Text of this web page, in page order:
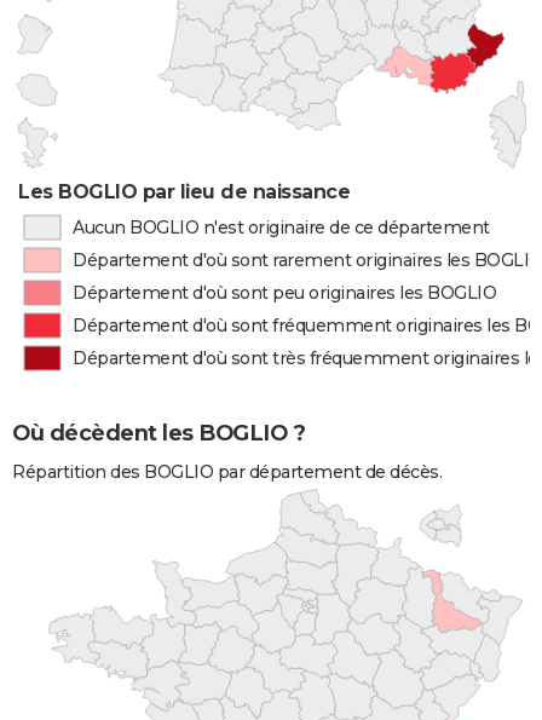
Les BOGLIO par lieu de naissance
Aucun BOGLIO n'est originaire de ce département
Département d'où sont rarement originaires les BOGLIO
Département d'où sont peu originaires les BOGLIO
Département d'où sont fréquemment originaires les
Département d'où sont très fréquemment originaires
Où décèdent les BOGLIO ?
Répartition des BOGLIO par département de décès.